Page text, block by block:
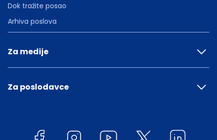
Dok tražite posao
Arhiva poslova
Za medije
Za poslodavce